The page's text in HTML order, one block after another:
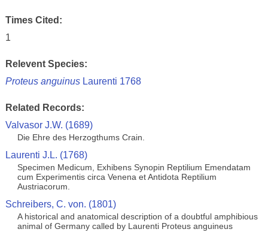
Times Cited:
1
Relevent Species:
Proteus anguinusLaurenti 1768
Related Records:
Valvasor J.W. (1689)
Die Ehre des Herzogthums Crain.
Laurenti J.L. (1768)
Specimen Medicum, Exhibens Synopin Reptilium Emendatam
cum Experimentis circa Venena et Antidota Reptilium
Austriacorum.
Schreibers, C. von. (1801)
A historical and anatomical description of a doubtful amphibious
animal of Germany called by Laurenti Proteus anguineus